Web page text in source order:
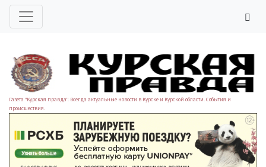
Газета "Курская правда". Всегда актуальные новости в Курске и Курской области. События и
происшествия.